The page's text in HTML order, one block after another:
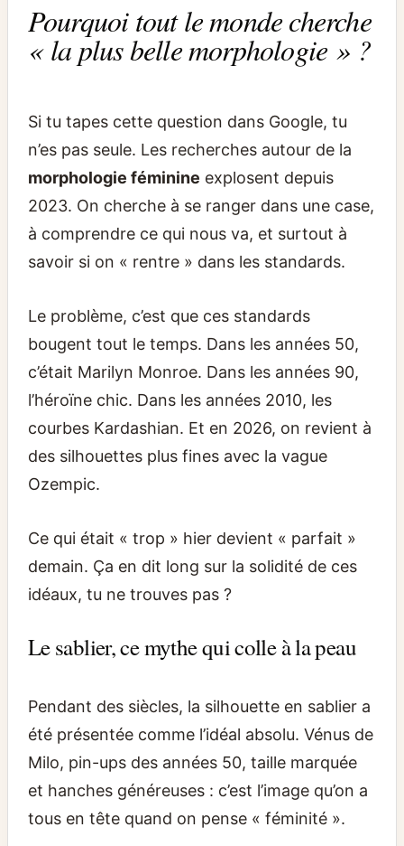
Pourquoi tout le monde cherche
« la plus belle morphologie » ?
Si tu tapes cette question dans Google, tu
n’es pas seule. Les recherches autour de la
morphologie féminine explosent depuis
2023. On cherche à se ranger dans une case,
à comprendre ce qui nous va, et surtout à
savoir si on « rentre » dans les standards.
Le problème, c’est que ces standards
bougent tout le temps. Dans les années 50,
c’était Marilyn Monroe. Dans les années 90,
l’héroïne chic. Dans les années 2010, les
courbes Kardashian. Et en 2026, on revient à
des silhouettes plus fines avec la vague
Ozempic.
Ce qui était « trop » hier devient « parfait »
demain. Ça en dit long sur la solidité de ces
idéaux, tu ne trouves pas ?
Le sablier, ce mythe qui colle à la peau
Pendant des siècles, la silhouette en sablier a
été présentée comme l’idéal absolu. Vénus de
Milo, pin-ups des années 50, taille marquée
et hanches généreuses : c’est l’image qu’on a
tous en tête quand on pense « féminité ».